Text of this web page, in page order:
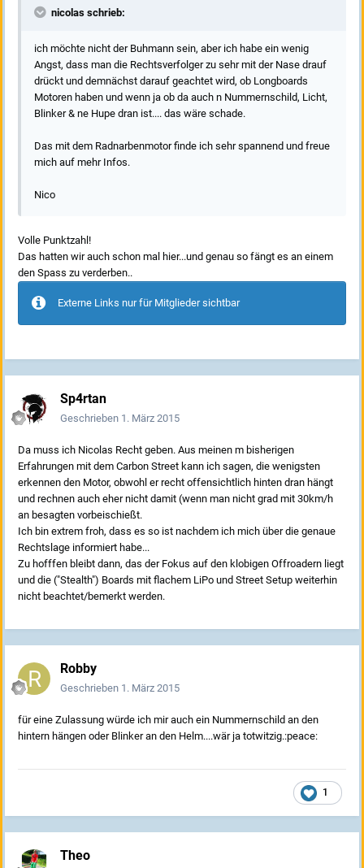
nicolas schrieb:
ich möchte nicht der Buhmann sein, aber ich habe ein wenig
Angst, dass man die Rechtsverfolger zu sehr mit der Nase drauf
drückt und demnächst darauf geachtet wird, ob Longboards
Motoren haben und wenn ja ob da auch n Nummernschild, Licht,
Blinker & ne Hupe dran ist.... das wäre schade.
Das mit dem Radnarbenmotor finde ich sehr spannend und freue
mich auf mehr Infos.
Nico
Volle Punktzahl!
Das hatten wir auch schon mal hier...und genau so fängt es an einem
den Spass zu verderben..
Externe Links nur für Mitglieder sichtbar
Sp4rtan
Geschrieben 1. März 2015
Da muss ich Nicolas Recht geben. Aus meinen m bisherigen
Erfahrungen mit dem Carbon Street kann ich sagen, die wenigsten
erkennen den Motor, obwohl er recht offensichtlich hinten dran hängt
und rechnen auch eher nicht damit (wenn man nicht grad mit 30km/h
an besagten vorbeischießt.
Ich bin extrem froh, dass es so ist nachdem ich mich über die genaue
Rechtslage informiert habe...
Zu hofffen bleibt dann, das der Fokus auf den klobigen Offroadern liegt
und die ("Stealth") Boards mit flachem LiPo und Street Setup weiterhin
nicht beachtet/bemerkt werden.
Robby
Geschrieben 1. März 2015
für eine Zulassung würde ich mir auch ein Nummernschild an den
hintern hängen oder Blinker an den Helm....wär ja totwitzig.:peace:
1
Theo